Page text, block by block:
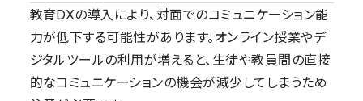
教育DXの導入により、対面でのコミュニケーション能
力が低下する可能性があります。オンライン授業やデ
ジタルツールの利用が増えると、生徒や教員間の直接
的なコミュニケーションの機会が減少してしまうため